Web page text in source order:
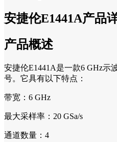
安捷伦E1441A产品
产品概述
安捷伦E1441A是一款6 GHz示
号。它具有以下特点：
带宽：6 GHz
最大采样率：20 GSa/s
通道数量：4